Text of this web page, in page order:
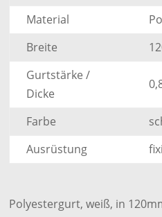
Material
Breite
Gurtstärke /
Dicke
Farbe
Ausrüstung
Polyestergurt, weiß, in